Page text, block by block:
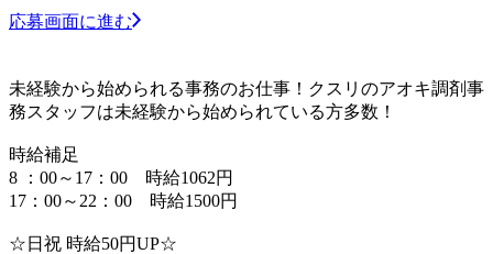
応募画面に進む
未経験から始められる事務のお仕事！クスリのアオキ調剤事
務スタッフは未経験から始められている方多数！
時給補足
8 ：00～17：00 時給1062円
17：00～22：00 時給1500円
☆日祝 時給50円UP☆